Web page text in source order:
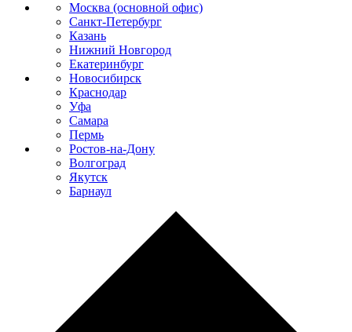
Москва (основной офис)
Санкт-Петербург
Казань
Нижний Новгород
Екатеринбург
Новосибирск
Краснодар
Уфа
Самара
Пермь
Ростов-на-Дону
Волгоград
Якутск
Барнаул